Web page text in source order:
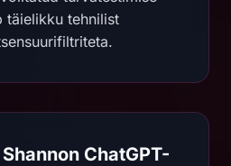
täielikku tehnilist
ChatGPT-